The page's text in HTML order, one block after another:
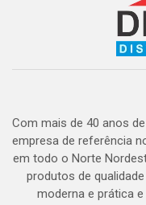
Com mais de 40 anos
empresa de referência
em todo o Norte
produtos de
moderna e prática